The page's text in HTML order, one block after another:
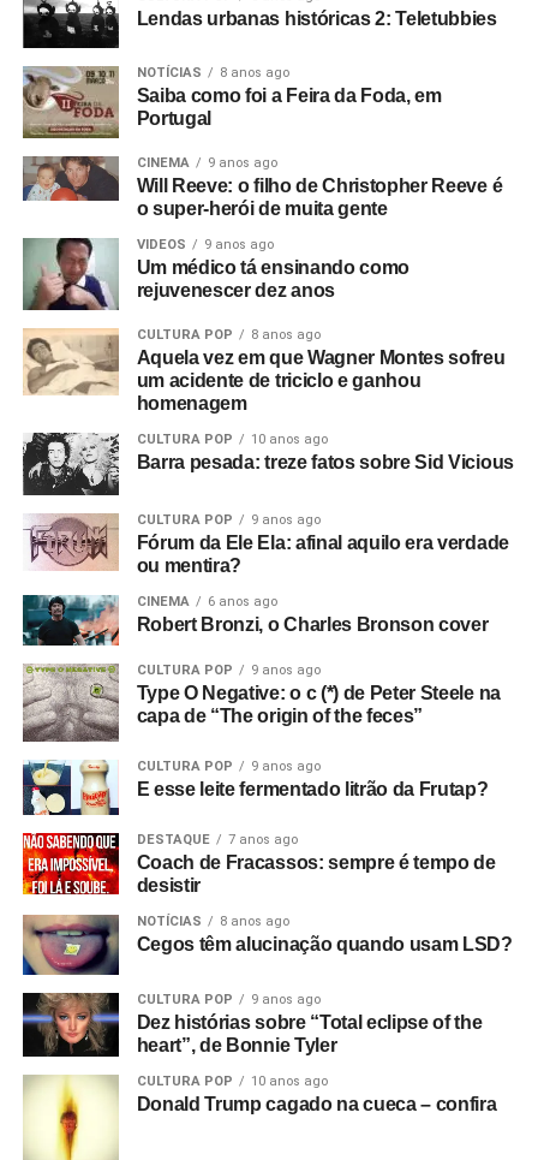
Lendas urbanas históricas 2: Teletubbies
NOTÍCIAS 8 anos ago
Saiba como foi a Feira da Foda, em
Portugal
CINEMA 9 anos ago
Will Reeve: o filho de Christopher Reeve é
o super-herói de muita gente
VIDEOS 9 anos ago
Um médico tá ensinando como
rejuvenescer dez anos
CULTURA POP 8 anos ago
Aquela vez em que Wagner Montes sofreu
um acidente de triciclo e ganhou
homenagem
CULTURA POP 10 anos ago
Barra pesada: treze fatos sobre Sid Vicious
CULTURA POP 9 anos ago
Fórum da Ele Ela: afinal aquilo era verdade
ou mentira?
CINEMA 6 anos ago
Robert Bronzi, o Charles Bronson cover
CULTURA POP 9 anos ago
Type O Negative: o c (*) de Peter Steele na
capa de “The origin of the feces”
CULTURA POP 9 anos ago
E esse leite fermentado litrão da Frutap?
DESTAQUE 7 anos ago
Coach de Fracassos: sempre é tempo de
desistir
NOTÍCIAS 8 anos ago
Cegos têm alucinação quando usam LSD?
CULTURA POP 9 anos ago
Dez histórias sobre “Total eclipse of the
heart”, de Bonnie Tyler
CULTURA POP 10 anos ago
Donald Trump cagado na cueca – confira